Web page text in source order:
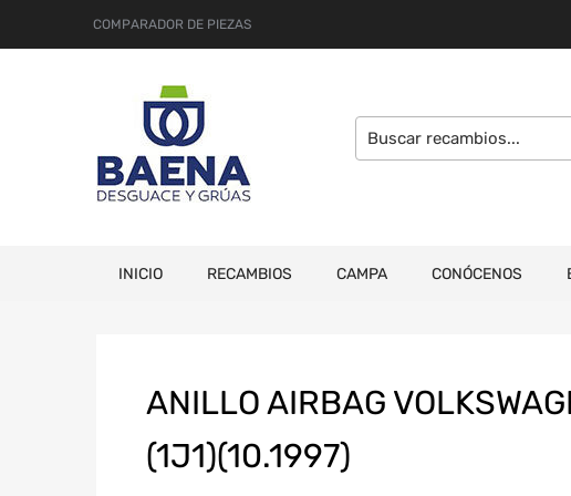
COMPARADOR DE PIEZAS
INICIO RECAMBIOS CAMPA CONÓCENOS
ANILLO AIRBAG
(1J1)(10.1997)